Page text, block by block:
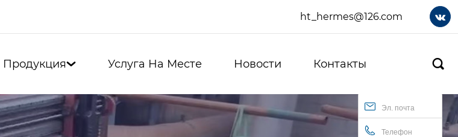
ht_hermes@126.com 
Продукция Услуга На Месте Новости Контакты 
Эл. почта
Телефон